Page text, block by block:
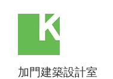
加門建築設計室